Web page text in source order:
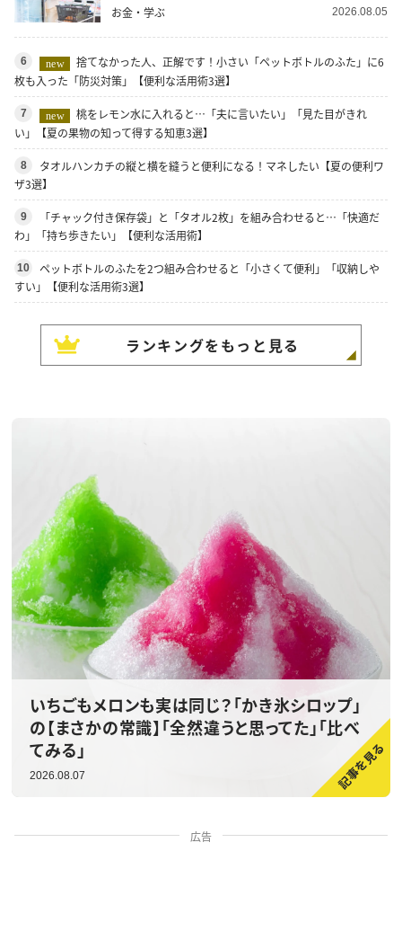
お金・学ぶ 2026.08.05
6 new
捨てなかった人、正解です！小さい「ペットボトルのふた」に6
枚も入った「防災対策」【便利な活用術3選】
7 new
桃をレモン水に入れると…「夫に言いたい」「見た目がきれ
い」【夏の果物の知って得する知恵3選】
8
タオルハンカチの縦と横を縫うと便利になる！マネしたい【夏の便利ワ
ザ3選】
9
「チャック付き保存袋」と「タオル2枚」を組み合わせると…「快適だ
わ」「持ち歩きたい」【便利な活用術】
10
ペットボトルのふたを2つ組み合わせると「小さくて便利」「収納しや
すい」【便利な活用術3選】
ランキングをもっと見る
いちごもメロンも実は同じ？「かき氷シロップ」
の【まさかの常識】「全然違うと思ってた」「比べ
てみる」
2026.08.07
広告